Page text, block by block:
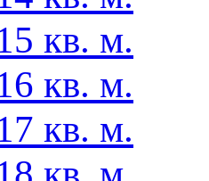
кв. м.
кв. м.
кв. м.